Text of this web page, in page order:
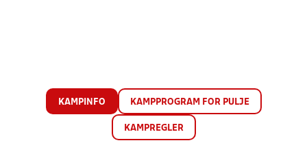
KAMPINFO KAMPPROGRAM FOR PULJE
KAMPREGLER